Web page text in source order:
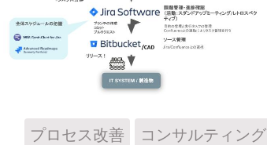
プロセス改善 コンサルティング